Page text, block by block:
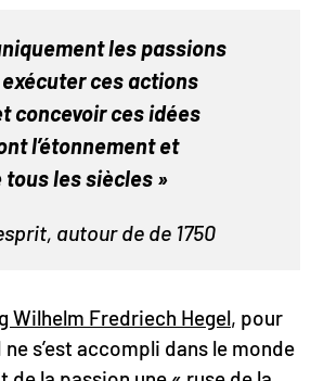
les passions
ces actions
concevoir ces idées
l’étonnement et
tous les siècles »
autour de de 1750
Wilhelm Fredriech Hegel, pour
s’est accompli dans le monde